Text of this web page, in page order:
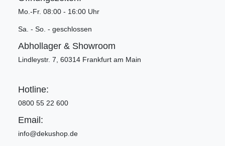
Mo.-Fr. 08:00 - 16:00 Uhr
Sa. - So. - geschlossen
Abhollager & Showroom
Lindleystr. 7, 60314 Frankfurt am Main
Hotline:
0800 55 22 600
Email:
info@dekushop.de